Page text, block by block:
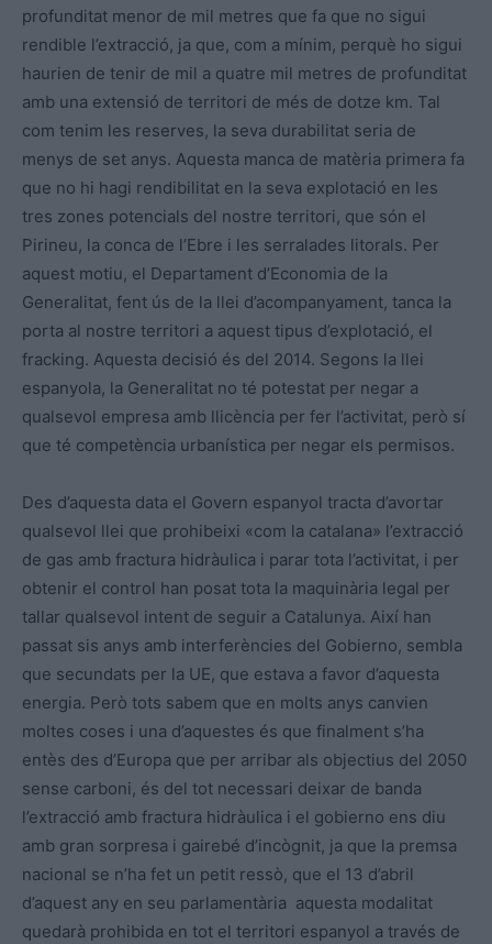
profunditat menor de mil metres que fa que no sigui
rendible l’extracció, ja que, com a mínim, perquè ho sigui
haurien de tenir de mil a quatre mil metres de profunditat
amb una extensió de territori de més de dotze km. Tal
com tenim les reserves, la seva durabilitat seria de
menys de set anys. Aquesta manca de matèria primera fa
que no hi hagi rendibilitat en la seva explotació en les
tres zones potencials del nostre territori, que són el
Pirineu, la conca de l’Ebre i les serralades litorals. Per
aquest motiu, el Departament d’Economia de la
Generalitat, fent ús de la llei d’acompanyament, tanca la
porta al nostre territori a aquest tipus d’explotació, el
fracking. Aquesta decisió és del 2014. Segons la llei
espanyola, la Generalitat no té potestat per negar a
qualsevol empresa amb llicència per fer l’activitat, però sí
que té competència urbanística per negar els permisos.
Des d’aquesta data el Govern espanyol tracta d’avortar
qualsevol llei que prohibeixi «com la catalana» l’extracció
de gas amb fractura hidràulica i parar tota l’activitat, i per
obtenir el control han posat tota la maquinària legal per
tallar qualsevol intent de seguir a Catalunya. Així han
passat sis anys amb interferències del Gobierno, sembla
que secundats per la UE, que estava a favor d’aquesta
energia. Però tots sabem que en molts anys canvien
moltes coses i una d’aquestes és que finalment s’ha
entès des d’Europa que per arribar als objectius del 2050
sense carboni, és del tot necessari deixar de banda
l’extracció amb fractura hidràulica i el gobierno ens diu
amb gran sorpresa i gairebé d’incògnit, ja que la premsa
nacional se n’ha fet un petit ressò, que el 13 d’abril
d’aquest any en seu parlamentària aquesta modalitat
quedarà prohibida en tot el territori espanyol a través de